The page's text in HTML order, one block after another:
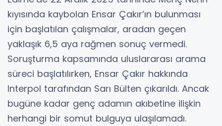
kıyısında kaybolan Ensar Çakır’ın bulunması
için başlatılan çalışmalar, aradan geçen
yaklaşık 6,5 aya rağmen sonuç vermedi.
Soruşturma kapsamında uluslararası arama
süreci başlatılırken, Ensar Çakır hakkında
Interpol tarafından Sarı Bülten çıkarıldı. Ancak
bugüne kadar genç adamın akıbetine ilişkin
herhangi bir somut bulguya ulaşılamadı.